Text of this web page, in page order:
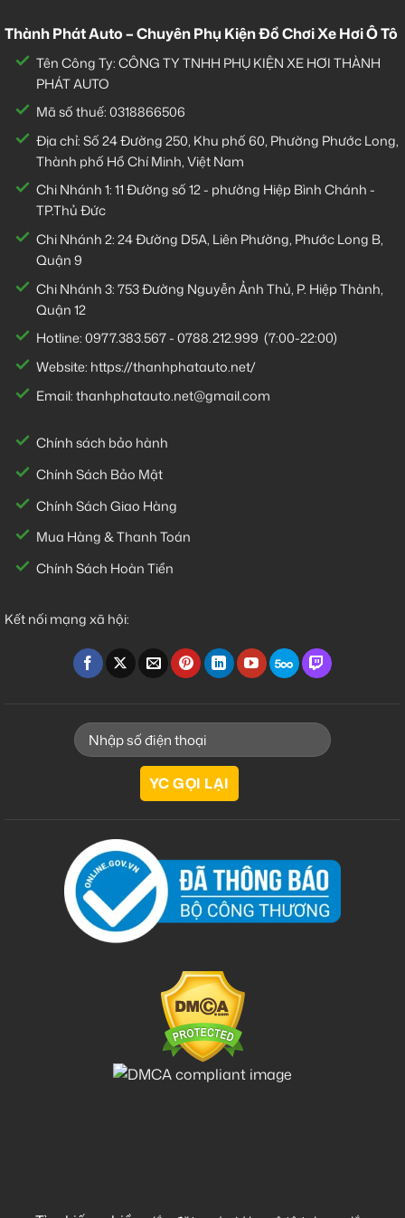
Thành Phát Auto – Chuyên Phụ Kiện Đồ Chơi Xe Hơi Ô Tô
Tên Công Ty: CÔNG TY TNHH PHỤ KIỆN XE HƠI THÀNH
PHÁT AUTO
Mã số thuế: 0318866506
Địa chỉ: Số 24 Đường 250, Khu phố 60, Phường Phước Long,
Thành phố Hồ Chí Minh, Việt Nam
Chi Nhánh 1:11 Đường số 12 - phường Hiệp Bình Chánh -
TP.Thủ Đức
Chi Nhánh 2:24 Đường D5A, Liên Phường, Phước Long B,
Quận 9
Chi Nhánh 3:753 Đường Nguyễn Ảnh Thủ, P. Hiệp Thành,
Quận 12
Hotline:0977.383.567-0788.212.999 (7:00-22:00)
Website: https://thanhphatauto.net/
Email:thanhphatauto.net@gmail.com
Chính sách bảo hành
Chính Sách Bảo Mật
Chính Sách Giao Hàng
Mua Hàng & Thanh Toán
Chính Sách Hoàn Tiền
Kết nối mạng xã hội: